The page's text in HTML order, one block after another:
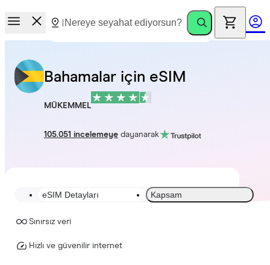
Bahamalar için eSIM
MÜKEMMEL
105.051 incelemeyedayanarak
eSIM Detayları Kapsam
Sınırsız veri
Hızlı ve güvenilir internet